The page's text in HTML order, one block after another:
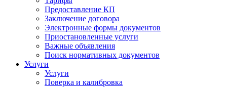
Предоставление КП
Заключение договора
Электронные формы документов
Приостановленные услуги
Важные объявления
Поиск нормативных документов
Услуги
Услуги
Поверка и калибровка